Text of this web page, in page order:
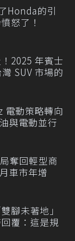
Honda的引
怒了！
2025 年賓士
SUV 市場的
電動策略轉向
與電動並行
奪回輕型商
車市年增
腳未著地」
覆：這是規